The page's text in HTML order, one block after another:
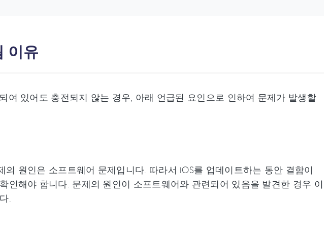
이유
여 있어도 충전되지 않는 경우, 아래 언급된 요인으로 인하여 문제가 발생할
원인은 소프트웨어 문제입니다. 따라서 iOS를 업데이트하는 동안 결함이
인해야 합니다. 문제의 원인이 소프트웨어와 관련되어 있음을 발견한 경우 이
.